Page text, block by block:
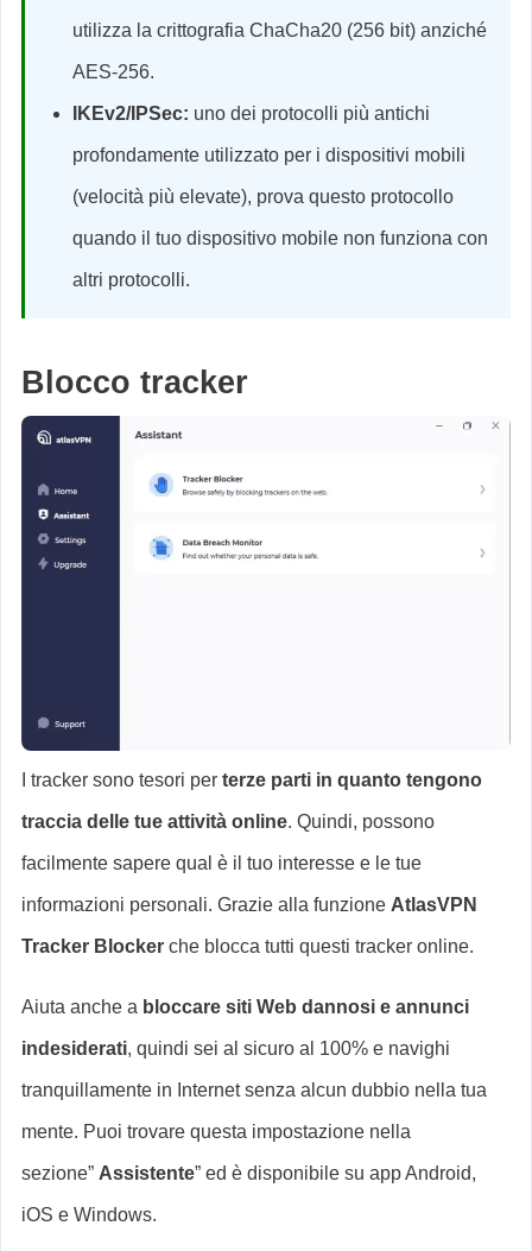
utilizza la crittografia ChaCha20 (256 bit) anziché
AES-256.
IKEv2/IPSec: uno dei protocolli più antichi
profondamente utilizzato per i dispositivi mobili
(velocità più elevate), prova questo protocollo
quando il tuo dispositivo mobile non funziona con
altri protocolli.
Blocco tracker
I tracker sono tesori per terze parti in quanto tengono
traccia delle tue attività online. Quindi, possono
facilmente sapere qual è il tuo interesse e le tue
informazioni personali. Grazie alla funzione AtlasVPN
Tracker Blocker che blocca tutti questi tracker online.
Aiuta anche a bloccare siti Web dannosi e annunci
indesiderati, quindi sei al sicuro al 100% e navighi
tranquillamente in Internet senza alcun dubbio nella tua
mente. Puoi trovare questa impostazione nella
sezione” Assistente” ed è disponibile su app Android,
iOS e Windows.